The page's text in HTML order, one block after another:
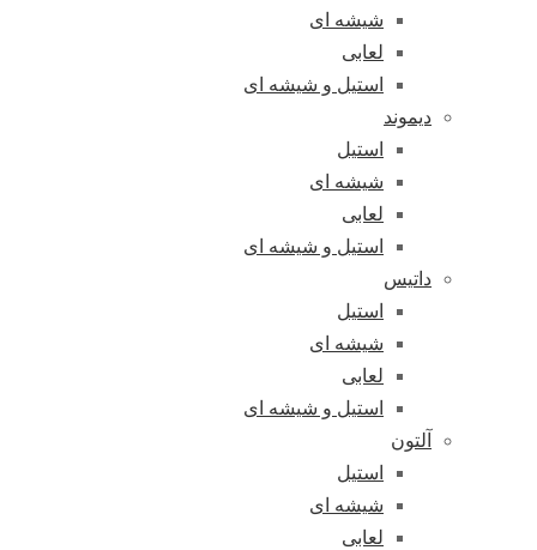
شیشه ای
لعابی
استیل و شیشه ای
دیموند
استیل
شیشه ای
لعابی
استیل و شیشه ای
داتیس
استیل
شیشه ای
لعابی
استیل و شیشه ای
آلتون
استیل
شیشه ای
لعابی